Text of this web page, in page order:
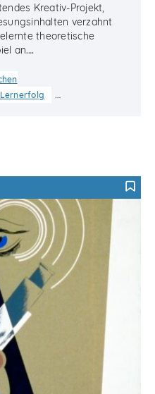
Kreativ-Projekt,
verzahnt
theoretische
an.…
Lernerfolg …
F